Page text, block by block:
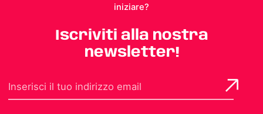
iniziare?
Iscriviti alla nostra
newsletter!